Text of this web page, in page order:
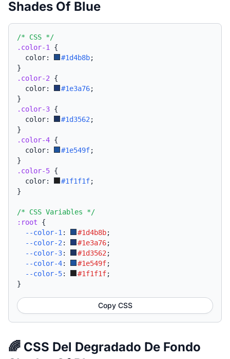
Shades Of Blue
/* CSS */
.color-1
{
  color:
#1d4b8b;
}
.color-2 {
  color:
#1e3a76;
}
.color-3 {
  color:
#1d3562 ;
}
.color-4 {
  color:
#1e549f;
}
.color-5 {
  color:
#1f1f1f;
}
/* CSS Variables */
:root {
--color-1 : #1d4b8b;
--color-2 : #1e3a76;
--color-3: #1d3562 ;
--color-4: #1e549f;
--color-5: #1f1f1f;
}
Copy CSS
🌈 CSS Del Degradado De Fondo